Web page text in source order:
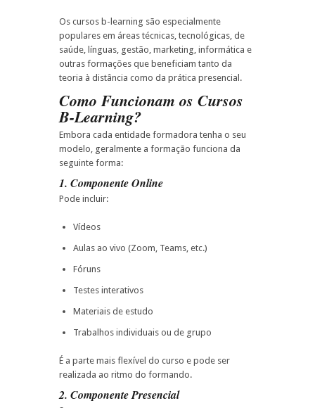
Os cursos b-learning são especialmente
populares em áreas técnicas, tecnológicas, de
saúde, línguas, gestão, marketing, informática e
outras formações que beneficiam tanto da
teoria à distância como da prática presencial.
Como Funcionam os Cursos
B-Learning?
Embora cada entidade formadora tenha o seu
modelo, geralmente a formação funciona da
seguinte forma:
1. Componente Online
Pode incluir:
Vídeos
Aulas ao vivo (Zoom, Teams, etc.)
Fóruns
Testes interativos
Materiais de estudo
Trabalhos individuais ou de grupo
É a parte mais flexível do curso e pode ser
realizada ao ritmo do formando.
2. Componente Presencial